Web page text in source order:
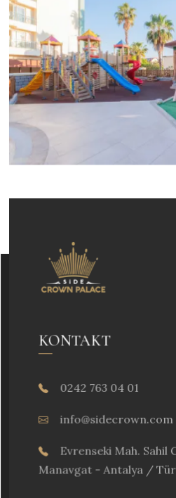
KONTAKT
0242 763 04 01
info@sidecrown.com
Evrenseki Mah. Sahil
Manavgat - Antalya /